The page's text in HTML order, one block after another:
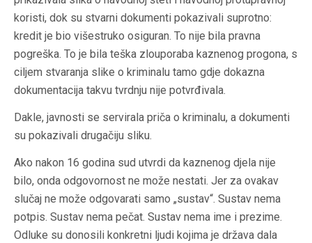
koristi, dok su stvarni dokumenti pokazivali suprotno:
kredit je bio višestruko osiguran. To nije bila pravna
pogreška. To je bila teška zlouporaba kaznenog progona, s
ciljem stvaranja slike o kriminalu tamo gdje dokazna
dokumentacija takvu tvrdnju nije potvrđivala.
Dakle, javnosti se servirala priča o kriminalu, a dokumenti
su pokazivali drugačiju sliku.
Ako nakon 16 godina sud utvrdi da kaznenog djela nije
bilo, onda odgovornost ne može nestati. Jer za ovakav
slučaj ne može odgovarati samo „sustav“. Sustav nema
potpis. Sustav nema pečat. Sustav nema ime i prezime.
Odluke su donosili konkretni ljudi kojima je država dala